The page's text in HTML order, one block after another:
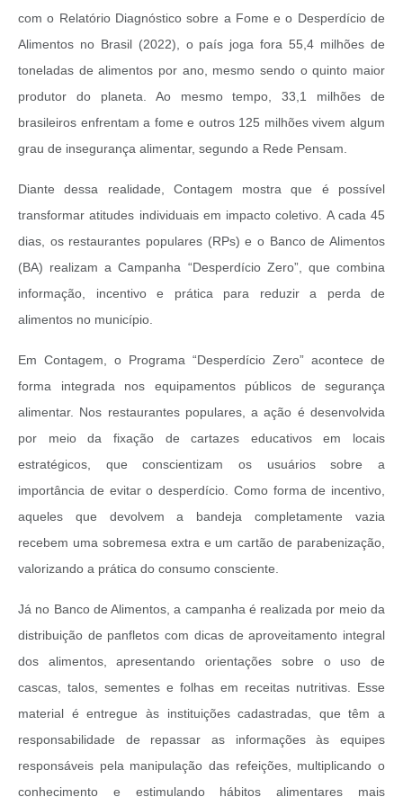
com o Relatório Diagnóstico sobre a Fome e o Desperdício de
Alimentos no Brasil (2022), o país joga fora 55,4 milhões de
toneladas de alimentos por ano, mesmo sendo o quinto maior
produtor do planeta. Ao mesmo tempo, 33,1 milhões de
brasileiros enfrentam a fome e outros 125 milhões vivem algum
grau de insegurança alimentar, segundo a Rede Pensam.
Diante dessa realidade, Contagem mostra que é possível
transformar atitudes individuais em impacto coletivo. A cada 45
dias, os restaurantes populares (RPs) e o Banco de Alimentos
(BA) realizam a Campanha “Desperdício Zero”, que combina
informação, incentivo e prática para reduzir a perda de
alimentos no município.
Em Contagem, o Programa “Desperdício Zero” acontece de
forma integrada nos equipamentos públicos de segurança
alimentar. Nos restaurantes populares, a ação é desenvolvida
por meio da fixação de cartazes educativos em locais
estratégicos, que conscientizam os usuários sobre a
importância de evitar o desperdício. Como forma de incentivo,
aqueles que devolvem a bandeja completamente vazia
recebem uma sobremesa extra e um cartão de parabenização,
valorizando a prática do consumo consciente.
Já no Banco de Alimentos, a campanha é realizada por meio da
distribuição de panfletos com dicas de aproveitamento integral
dos alimentos, apresentando orientações sobre o uso de
cascas, talos, sementes e folhas em receitas nutritivas. Esse
material é entregue às instituições cadastradas, que têm a
responsabilidade de repassar as informações às equipes
responsáveis pela manipulação das refeições, multiplicando o
conhecimento e estimulando hábitos alimentares mais